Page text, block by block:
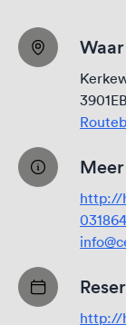
Waar
http://
http://